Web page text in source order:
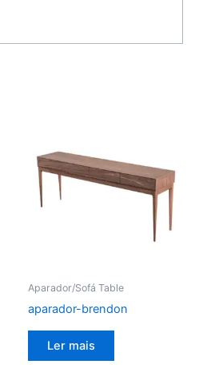
Aparador/Sofá Table
aparador-brendon
Ler mais